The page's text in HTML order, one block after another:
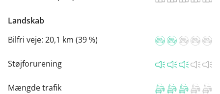
Landskab
Bilfri veje: 20,1 km (39 %)
Støjforurening
Mængde trafik